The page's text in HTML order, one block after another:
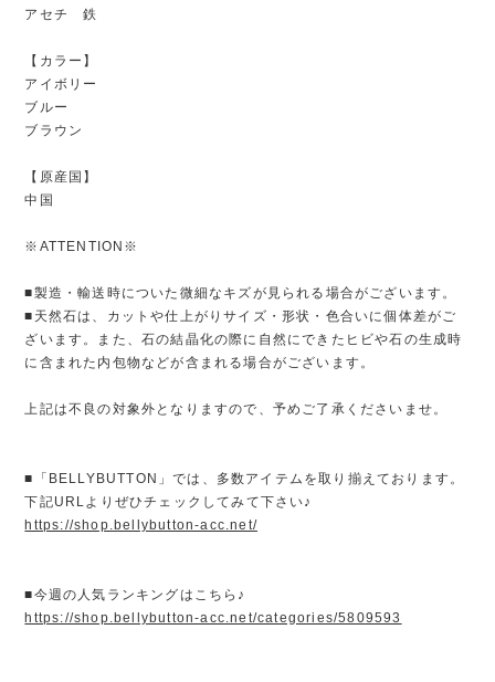
アセチ 鉄
【カラー】
アイボリー
ブルー
ブラウン
【原産国】
中国
※ATTENTION※
■製造・輸送時についた微細なキズが見られる場合がございます。
■天然石は、カットや仕上がりサイズ・形状・色合いに個体差がご
ざいます。また、石の結晶化の際に自然にできたヒビや石の生成時
に含まれた内包物などが含まれる場合がございます。
上記は不良の対象外となりますので、予めご了承くださいませ。
■「BELLYBUTTON」では、多数アイテムを取り揃えております。
下記URLよりぜひチェックしてみて下さい♪
https://shop.bellybutton-acc.net/
■今週の人気ランキングはこちら♪
https://shop.bellybutton-acc.net/categories/5809593